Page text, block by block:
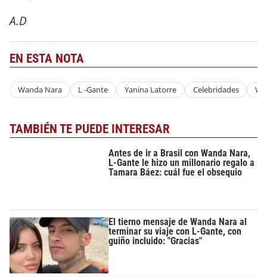
A.D
EN ESTA NOTA
Wanda Nara L -Gante Yanina Latorre Celebridades
TAMBIÉN TE PUEDE INTERESAR
Antes de ir a Brasil con Wanda Nara,
L-Gante le hizo un millonario regalo a
Tamara Báez: cuál fue el obsequio
El tierno mensaje de Wanda Nara al
terminar su viaje con L-Gante, con
guiño incluido: "Gracias"